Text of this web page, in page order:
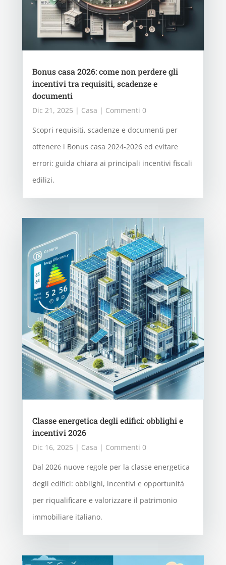
Bonus casa 2026: come non perdere gli
incentivi tra requisiti, scadenze e
documenti
Dic 21, 2025 | Casa | Commenti 0
Scopri requisiti, scadenze e documenti per
ottenere i Bonus casa 2024-2026 ed evitare
errori: guida chiara ai principali incentivi fiscali
edilizi.
Classe energetica degli edifici: obblighi e
incentivi 2026
Dic 16, 2025 | Casa | Commenti 0
Dal 2026 nuove regole per la classe energetica
degli edifici: obblighi, incentivi e opportunità
per riqualificare e valorizzare il patrimonio
immobiliare italiano.